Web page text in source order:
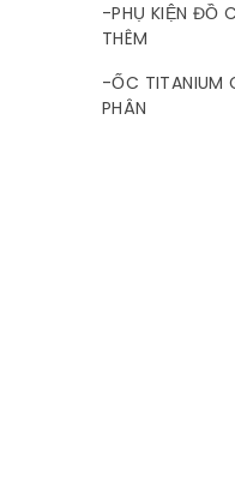
-PHỤ KIỆN ĐỒ
THÊM
-ỐC TITANIUM
PHÂN